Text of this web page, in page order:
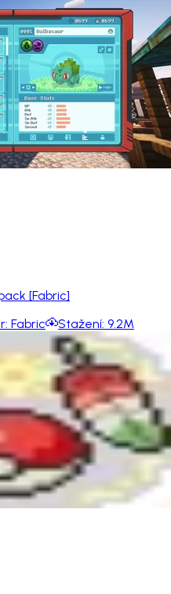
[Fabric]
Fabric Stažení: 9.2M